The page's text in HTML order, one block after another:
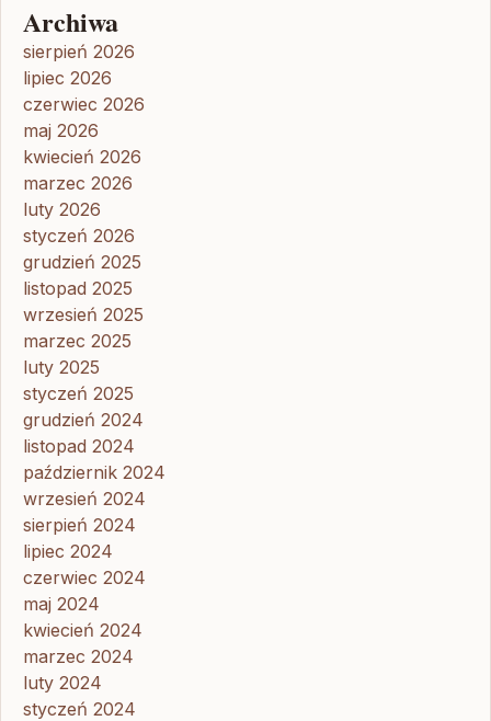
Archiwa
sierpień 2026
lipiec 2026
czerwiec 2026
maj 2026
kwiecień 2026
marzec 2026
luty 2026
styczeń 2026
grudzień 2025
listopad 2025
wrzesień 2025
marzec 2025
luty 2025
styczeń 2025
grudzień 2024
listopad 2024
październik 2024
wrzesień 2024
sierpień 2024
lipiec 2024
czerwiec 2024
maj 2024
kwiecień 2024
marzec 2024
luty 2024
styczeń 2024